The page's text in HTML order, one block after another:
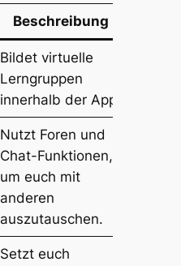
Beschreibung
Bildet virtuelle
Lerngruppen
innerhalb der App.
Nutzt Foren und
Chat-Funktionen,
um euch mit
anderen
auszutauschen.
Setzt euch